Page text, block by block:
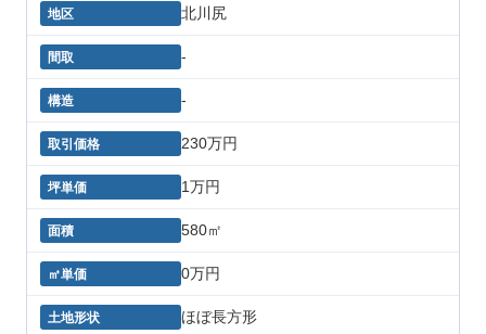
北川尻
-
-
230万円
1万円
580㎡
0万円
ほぼ長方形